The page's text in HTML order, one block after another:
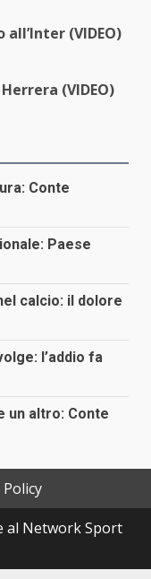
all’Inter (VIDEO)
(VIDEO)
Conte
Paese
calcio: il dolore
l’addio fa
un altro: Conte
al Network Sport